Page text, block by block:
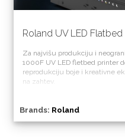
Roland UV LED
Za najvišu produkciju i
1000F UV LED fletbed printer
reprodukciju boje i kreativne
na zahtev.
Brands: Roland